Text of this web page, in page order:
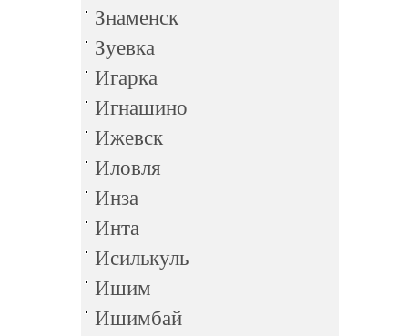
Знаменск
Зуевка
Игарка
Игнашино
Ижевск
Иловля
Инза
Инта
Исилькуль
Ишим
Ишимбай